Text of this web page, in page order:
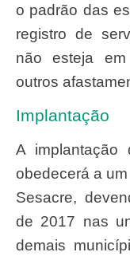
o padrão das
registro de
não esteja
outros
Implantação
A implantação do sistema será gradativa e
obedecerá a
Sesacre,
de 2017 nas
demais